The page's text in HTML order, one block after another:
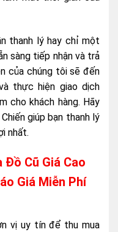
thanh lý hay chỉ một
sàng tiếp nhận và trả
của chúng tôi sẽ đến
thực hiện giao dịch
cho khách hàng. Hãy
giúp bạn thanh lý
nhất.
Đồ Cũ Giá Cao
Giá Miễn Phí
vị uy tín để thu mua